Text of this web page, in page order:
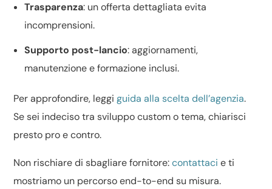
Trasparenza: unofferta dettagliata evita
incomprensioni.
Supporto post-lancio: aggiornamenti,
manutenzione e formazione inclusi.
Per approfondire, leggiguida alla scelta dell’agenzia.
Se sei indeciso trasviluppo custom o tema, chiarisci
presto pro e contro.
Non rischiare di sbagliare fornitore:contattaci e ti
mostriamo un percorso end-to-end su misura.